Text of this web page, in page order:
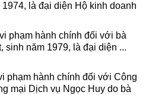
là đại diện Hộ kinh doanh
phạm hành chính đối với bà
sinh năm 1979, là đại diện ...
phạm hành chính đối với Công
mại Dịch vụ Ngọc Huy do bà